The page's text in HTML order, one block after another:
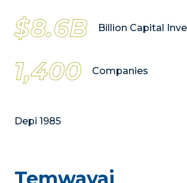
$8.6B Billion Capital
1,400 Companies
Depi 1985